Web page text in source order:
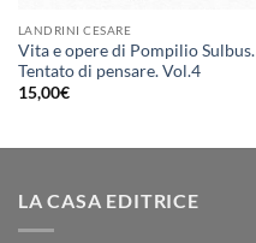
LANDRINI CESARE
Vita e opere di Pompilio Sulbus.
Tentato di pensare. Vol.4
15,00€
LA CASA EDITRICE